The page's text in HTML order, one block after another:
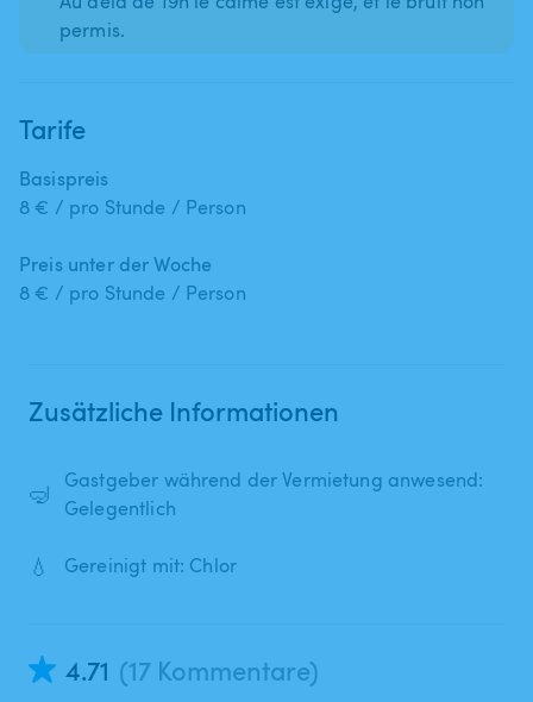
permis.
Tarife
Basispreis
8 € / pro Stunde / Person
Preis unter der Woche
8 € / pro Stunde / Person
Zusätzliche Informationen
🤿
Gastgeber während der Vermietung anwesend:
Gelegentlich
💧 Gereinigt mit: Chlor
4.71 (17 Kommentare)